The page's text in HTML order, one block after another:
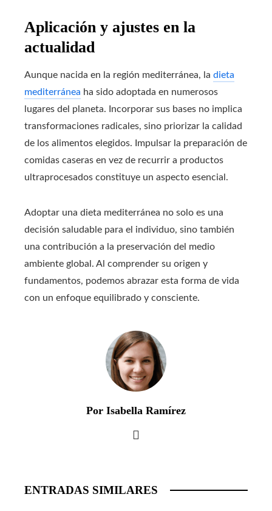
Aplicación y ajustes en la
actualidad
Aunque nacida en la región mediterránea, la dieta
mediterránea ha sido adoptada en numerosos
lugares del planeta. Incorporar sus bases no implica
transformaciones radicales, sino priorizar la calidad
de los alimentos elegidos. Impulsar la preparación de
comidas caseras en vez de recurrir a productos
ultraprocesados constituye un aspecto esencial.
Adoptar una dieta mediterránea no solo es una
decisión saludable para el individuo, sino también
una contribución a la preservación del medio
ambiente global. Al comprender su origen y
fundamentos, podemos abrazar esta forma de vida
con un enfoque equilibrado y consciente.
Por Isabella Ramírez
ENTRADAS SIMILARES